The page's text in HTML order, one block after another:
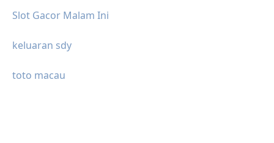
Slot Gacor Malam Ini
keluaran sdy
toto macau